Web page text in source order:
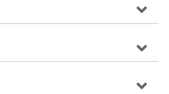
，來自臺灣土地原味的聲
各樣的臺灣原音，探索紀錄